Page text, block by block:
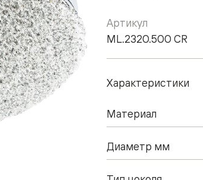
Артикул
ML.2320.500 CR
Характеристики
Материал
Диаметр мм